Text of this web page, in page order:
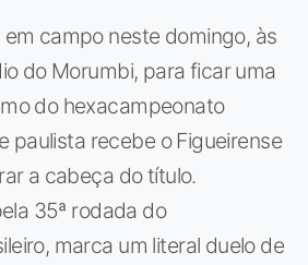
em campo neste domingo, às
do Morumbi, para ficar uma
do hexacampeonato
paulista recebe o Figueirense
a cabeça do título.
35ª rodada do
marca um literal duelo de